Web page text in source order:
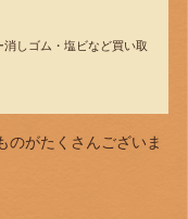
しゴム・塩ビなど買い取
のがたくさんございま